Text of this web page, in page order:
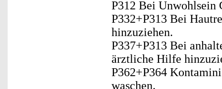
P312 Bei
P332+P313 Bei
hinzuziehen.
P337+P313 Bei
ärztliche Hilfe
P362+P364
waschen.